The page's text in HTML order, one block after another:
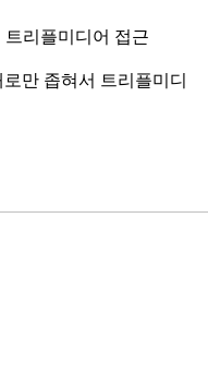
트리플미디어 접근
만 좁혀서 트리플미디